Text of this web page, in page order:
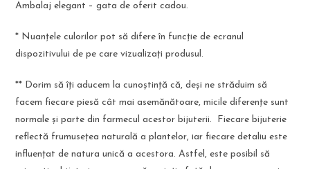
Ambalaj elegant – gata de oferit cadou.
* Nuanțele culorilor pot să difere în funcție de ecranul
dispozitivului de pe care vizualizați produsul.
** Dorim să îți aducem la cunoștință că, deși ne străduim să
facem fiecare piesă cât mai asemănătoare, micile diferențe sunt
normale și parte din farmecul acestor bijuterii. Fiecare bijuterie
reflectă frumusețea naturală a plantelor, iar fiecare detaliu este
influențat de natura unică a acestora. Astfel, este posibil să